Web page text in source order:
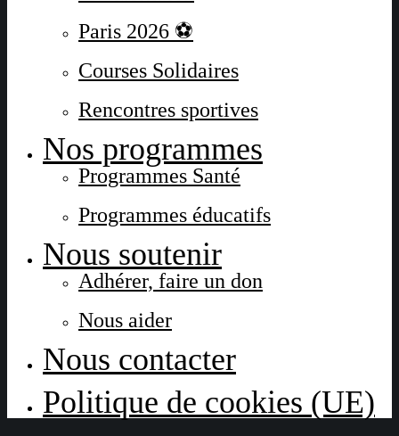
Paris 2026 ⚽
Courses Solidaires
Rencontres sportives
Nos programmes
Programmes Santé
Programmes éducatifs
Nous soutenir
Adhérer, faire un don
Nous aider
Nous contacter
Politique de cookies (UE)